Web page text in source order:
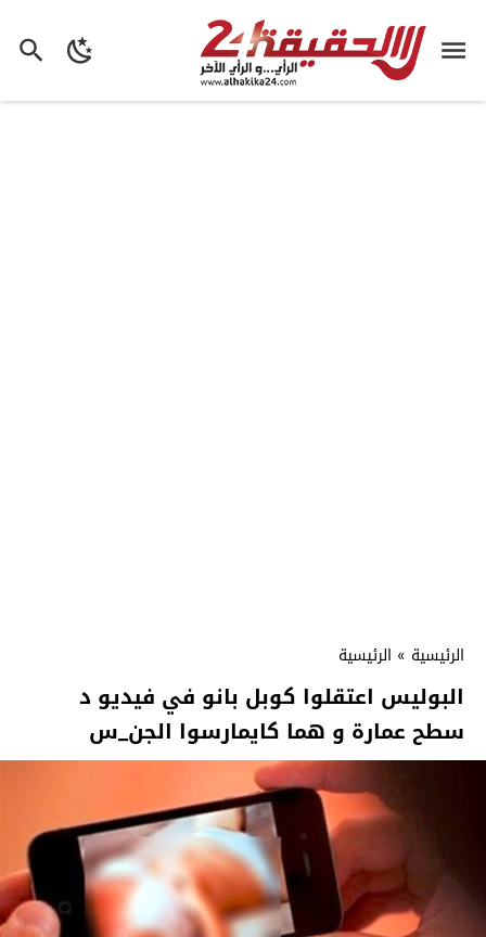
الرئيسية » الرئيسية
البوليس اعتقلوا كوبل بانو في فيديو د
سطح عمارة و هما كايمارسوا الجن_س